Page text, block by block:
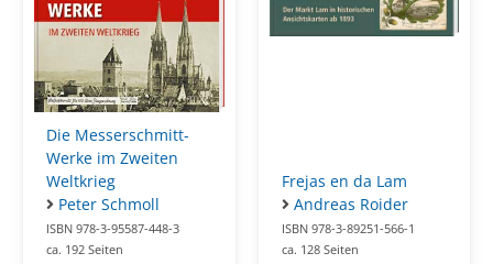
Die Messerschmitt-
Werke im Zweiten
Weltkrieg
Peter Schmoll
ISBN 978-3-95587-448-3
ca. 192 Seiten
Frejas en da Lam
Andreas Roider
ISBN 978-3-89251-566-1
ca. 128 Seiten